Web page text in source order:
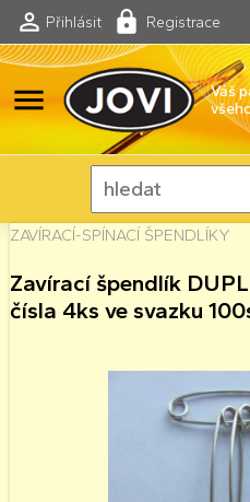
Přihlásit Registrace
menu
Váš
ZAVÍRACÍ-SPÍNACÍ ŠPENDLÍKY
Zavírací špendlík
čísla 4ks ve svazku